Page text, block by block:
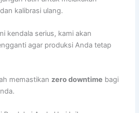
kalibrasi ulang.
kendala serius, kami akan
agar produksi Anda tetap
memastikan zero downtime bagi